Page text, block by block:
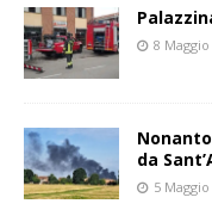
8 Maggio
da
5